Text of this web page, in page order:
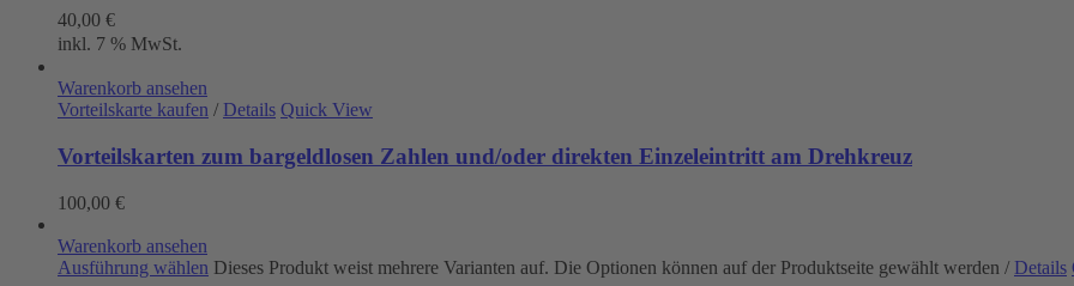
40,00 €
inkl. 7 % MwSt.
Warenkorb ansehen
Vorteilskarte kaufen / Details Quick View
Vorteilskarten zum bargeldlosen Zahlen und/oder direkten Einzeleintritt am Drehkreuz
100,00 €
Warenkorb ansehen
Ausführung wählen Dieses Produkt weist mehrere Varianten auf. Die Optionen können auf der Produktseite gewählt werden / Details